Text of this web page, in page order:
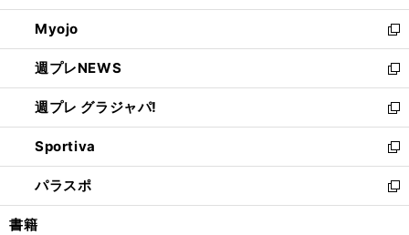
開
く
ウ
で
開
く
ン
ド
ウ
で
開
く
ウ
ィ
ン
ド
ウ
で
開
く
Myojo
新
し
い
ウ
ィ
ン
ド
ウ
で
開
週プレNEWS
新
し
い
ウ
ィ
ン
ド
ウ
週プレ グラジャパ!
新
し
い
ウ
ィ
ン
Sportiva
新
し
い
ウ
パラスポ
新
し
書籍